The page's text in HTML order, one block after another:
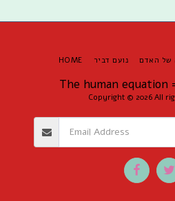
The human equation
Copyright © 2026 All
HOME נועם דביר של האדם